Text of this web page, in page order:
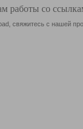
работы со
свяжитесь с нашей